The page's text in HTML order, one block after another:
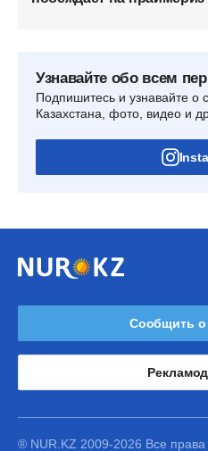
Узнавайте обо всем
Подпишитесь и узнавайте о
Казахстана, фото, видео и
Сообщить о
® NUR.KZ 2009-2026 Все